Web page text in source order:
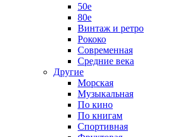
50е
80е
Винтаж и ретро
Рококо
Современная
Средние века
Другие
Морская
Музыкальная
По кино
По книгам
Спортивная